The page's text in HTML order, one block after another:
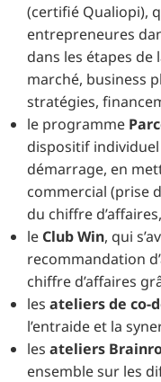
(certifié Qualiopi),
entrepreneures
dans les étapes de
marché, business
stratégies,
le programme
dispositif
démarrage, en
commercial (prise
du chiffre
le Club Win, qui
recommandation
chiffre d’affaires
les ateliers de co-
l’entraide et la
les ateliers
ensemble sur les